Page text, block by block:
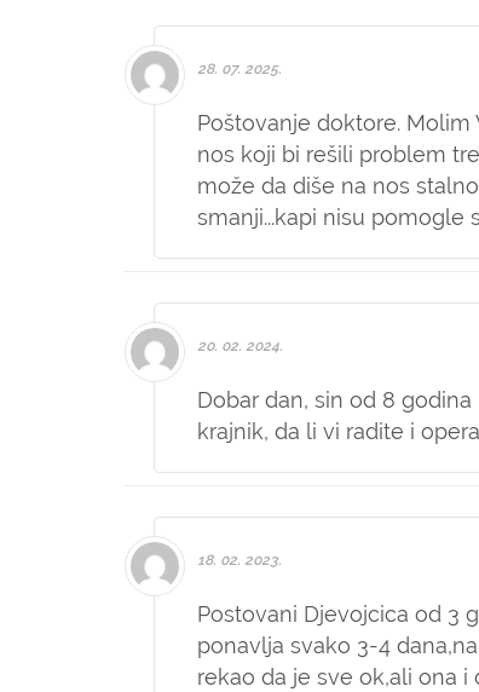
28. 07. 2025.
Poštovanje doktore. Molim
nos koji bi rešili problem
može da diše na nos
smanji...kapi nisu pomogle
20. 02. 2024.
Dobar dan, sin od 8
krajnik, da li vi radite i
18. 02. 2023.
Postovani Djevojcica od 3
ponavlja svako 3-4
rekao da je sve ok,ali ona